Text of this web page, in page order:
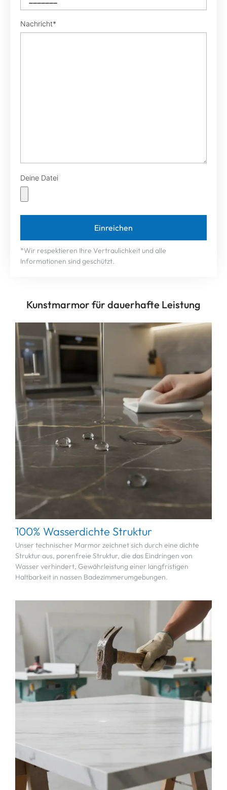
Nachricht*
Deine Datei
*Wir respektieren Ihre Vertraulichkeit und alle
Informationen sind geschützt.
Kunstmarmor für dauerhafte Leistung
100% Wasserdichte Struktur
Unser technischer Marmor zeichnet sich durch eine dichte
Struktur aus, porenfreie Struktur, die das Eindringen von
Wasser verhindert, Gewährleistung einer langfristigen
Haltbarkeit in nassen Badezimmerumgebungen.